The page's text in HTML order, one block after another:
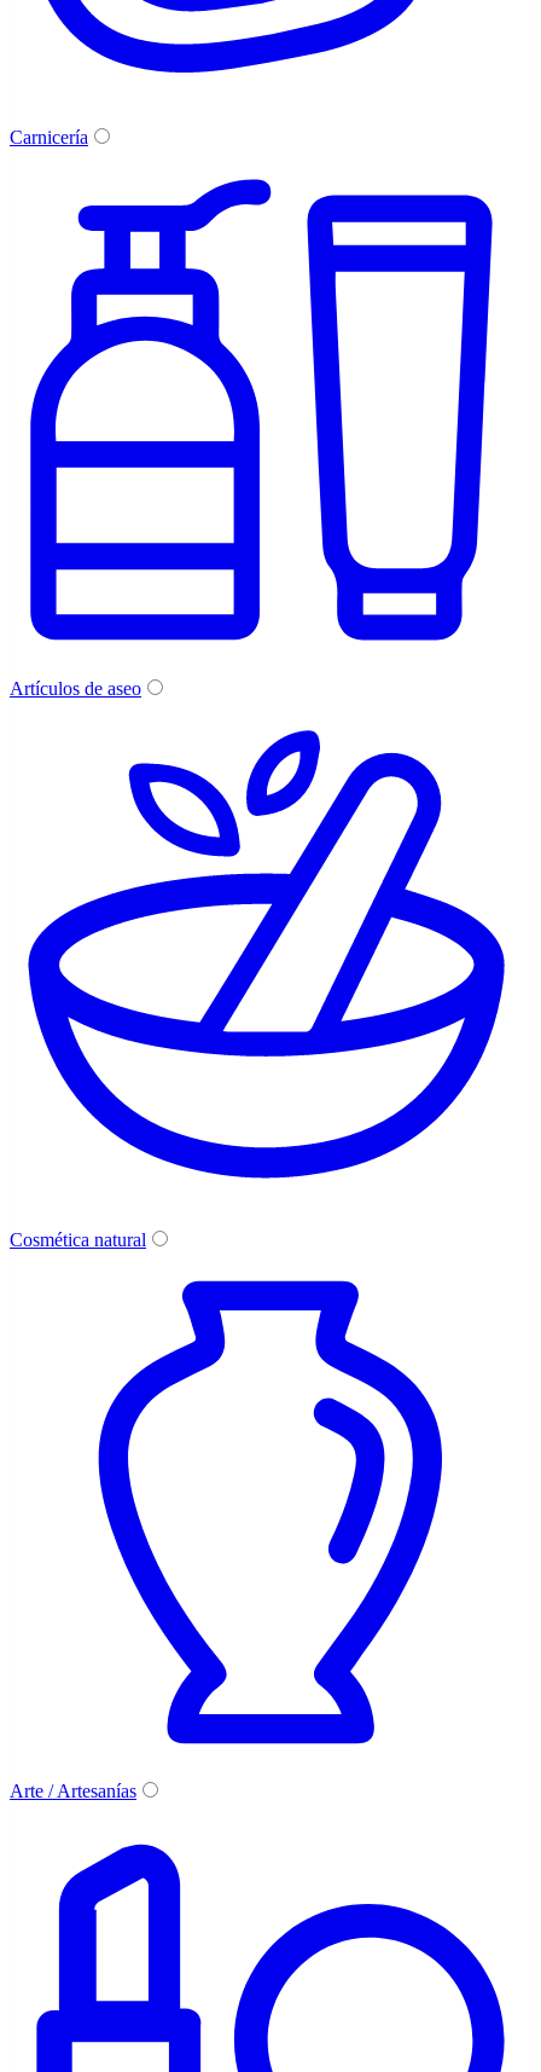
Carnicería
Artículos de aseo
Cosmética natural
Arte / Artesanías